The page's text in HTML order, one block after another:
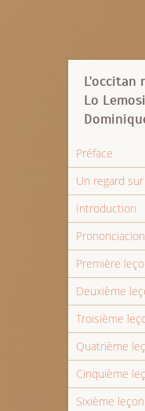
L'occitan
Lo
Préface
Un regard
Introduction
Première
Deuxième
Troisième
Quatrième
Cinquième
Sixième leçon